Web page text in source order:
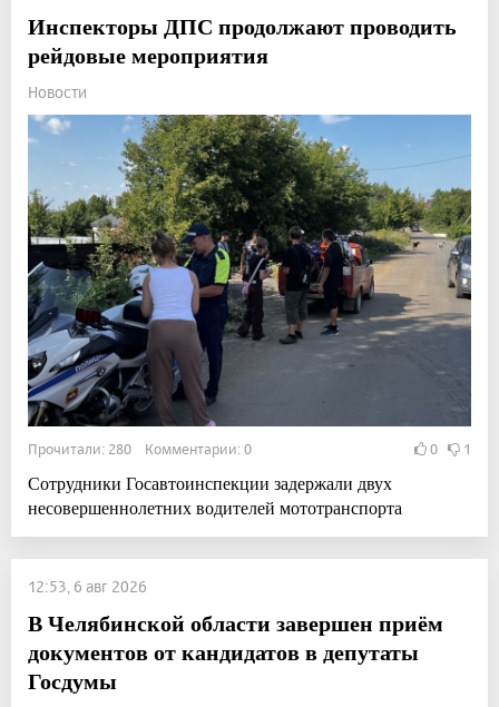
Инспекторы ДПС продолжают проводить
рейдовые мероприятия
Новости
Прочитали: 280 Комментарии: 0 0 1
Сотрудники Госавтоинспекции задержали двух
несовершеннолетних водителей мототранспорта
12:53, 6 авг 2026
В Челябинской области завершен приём
документов от кандидатов в депутаты
Госдумы